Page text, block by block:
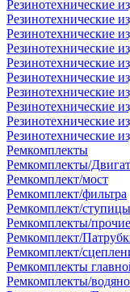
Резинотехнические
Резинотехнические
Резинотехнические
Резинотехнические
Резинотехнические
Резинотехнические
Резинотехнические
Резинотехнические
Резинотехнические
Резинотехнические
Ремкомплекты
Ремкомплекты/
Ремкомплект/мост
Ремкомплект/фильтра
Ремкомплект/ступицы
Ремкомплекты/прочие
Ремкомплект/
Ремкомплект/
Ремкомплекты
Ремкомплекты/